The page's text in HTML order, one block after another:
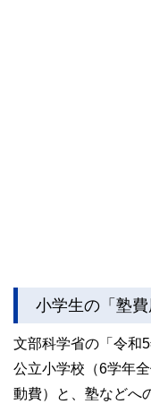
小学生の「塾費
文部科学省の「令和
公立小学校（6学年
動費）と、塾などへ